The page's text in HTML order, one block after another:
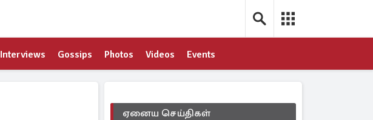
Interviews Gossips Photos Videos Events
ஏனைய செய்திகள்